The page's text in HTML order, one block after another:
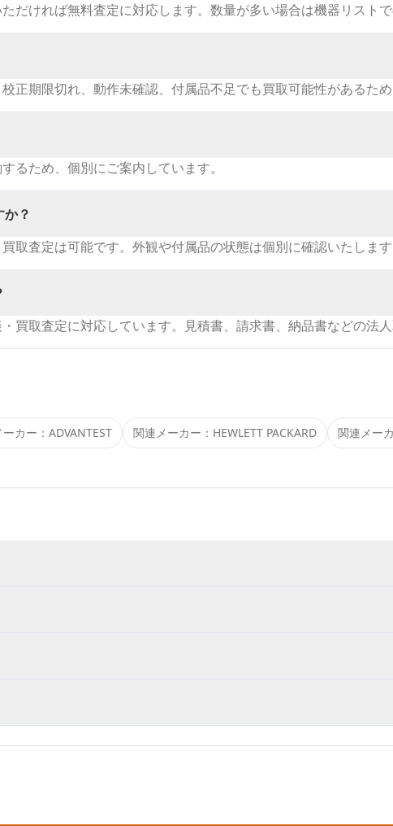
だければ無料査定に対応します。数量が多い場合は機器リストで
正期限切れ、動作未確認、付属品不足でも買取可能性があるため
るため、個別にご案内しています。
？
取査定は可能です。外観や付属品の状態は個別に確認いたします
買取査定に対応しています。見積書、請求書、納品書などの法人
カー： ADVANTEST 関連メーカー： HEWLETT PACKARD 関連メー